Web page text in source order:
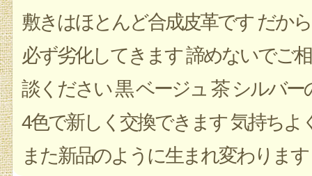
敷きはほとんど合成皮革です だから
必ず劣化してきます 諦めないでご相
談ください 黒 ベージュ 茶 シルバー
4色で新しく交換できます 気持ちよ
また新品のように生まれ変わります